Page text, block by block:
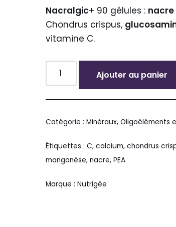
Nacralgic+ 90 gélules : nacre
Chondrus crispus,
vitamine C.
Ajouter au panier
Alternative:
Catégorie :Minéraux, Oligoéléments
Étiquettes :C,calcium,chondrus
manganèse,nacre,PEA
Marque :Nutrigée